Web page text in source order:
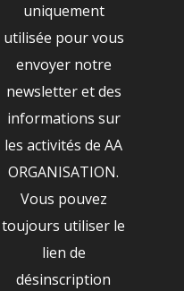
uniquement
utilisée pour vous
envoyer notre
newsletter et des
informations sur
les activités de AA
ORGANISATION.
Vous pouvez
toujours utiliser le
lien de
désinscription